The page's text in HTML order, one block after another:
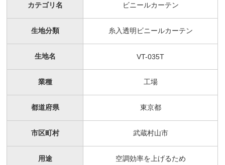
カテゴリ名 ビニールカーテン
生地分類 糸入透明ビニールカーテン
生地名 VT-035T
業種 工場
都道府県 東京都
市区町村 武蔵村山市
用途 空調効率を上げるため